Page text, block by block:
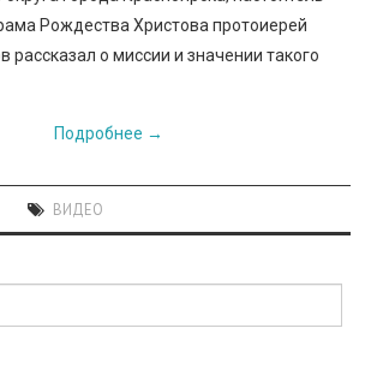
Рождества Христова протоиерей
рассказал о миссии и значении такого
Подробнее →
ВИДЕО